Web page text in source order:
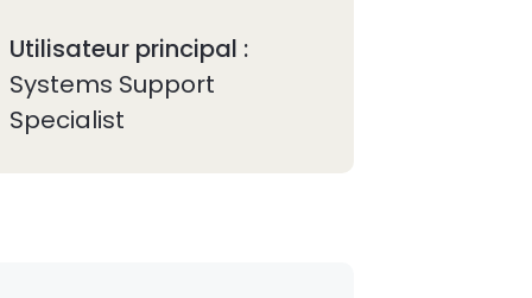
Utilisateur principal :
Systems Support
Specialist